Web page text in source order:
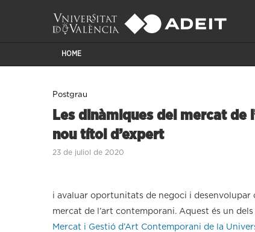
HOME
Postgrau
Les dinàmiques del mercat de
nou títol d’expert
23 de juliol de 2020
i avaluar oportunitats de negoci i desenvolupar
mercat de l’art contemporani. Aquest és un
Mercat i Gestió d’Art Contemporani de la